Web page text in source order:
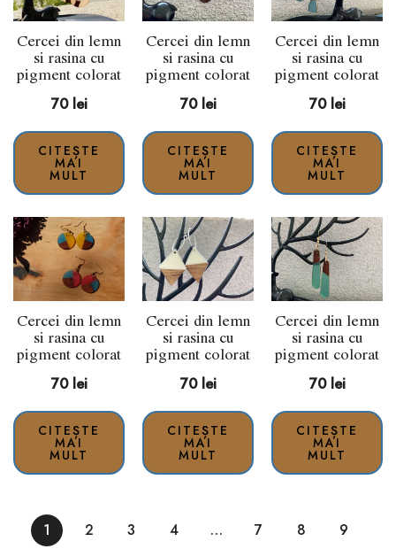
Cercei din lemn
si rasina cu
pigment colorat
70 lei
CITEȘTE
MAI
MULT
Cercei din lemn
si rasina cu
pigment colorat
70 lei
CITEȘTE
MAI
MULT
Cercei din lemn
si rasina cu
pigment colorat
70 lei
CITEȘTE
MAI
MULT
Cercei din lemn
si rasina cu
pigment colorat
70 lei
CITEȘTE
MAI
MULT
Cercei din lemn
si rasina cu
pigment colorat
70 lei
CITEȘTE
MAI
MULT
Cercei din lemn
si rasina cu
pigment colorat
70 lei
CITEȘTE
MAI
MULT
1 2 3 4 … 7 8
9